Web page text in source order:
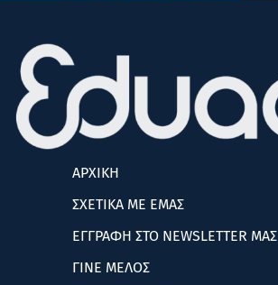
ΑΡΧΙΚΗ
ΣΧΕΤΙΚΑ ΜΕ ΕΜΑΣ
ΕΓΓΡΑΦΗ ΣΤΟ NEWSLETTER ΜΑΣ
ΓΙΝΕ ΜΕΛΟΣ